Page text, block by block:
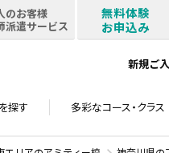
のお客様
派遣サービス
無料体験
お申込み
新規ご
探す 多彩なコース・クラス